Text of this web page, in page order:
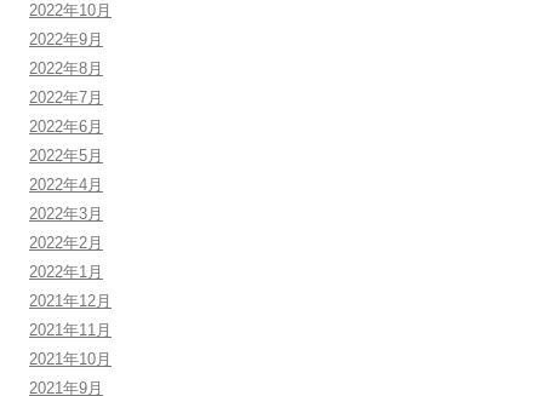
2022年10月
2022年9月
2022年8月
2022年7月
2022年6月
2022年5月
2022年4月
2022年3月
2022年2月
2022年1月
2021年12月
2021年11月
2021年10月
2021年9月